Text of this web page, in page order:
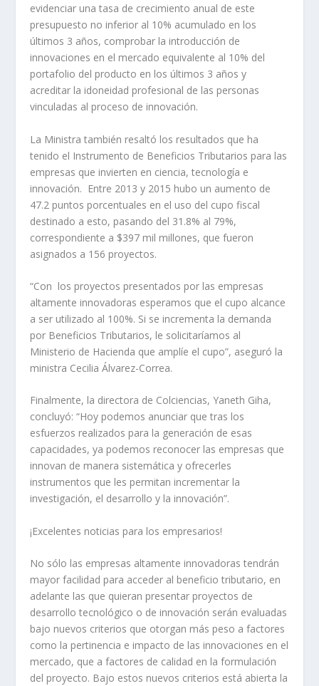
evidenciar una tasa de crecimiento anual de este
presupuesto no inferior al 10% acumulado en los
últimos 3 años, comprobar la introducción de
innovaciones en el mercado equivalente al 10% del
portafolio del producto en los últimos 3 años y
acreditar la idoneidad profesional de las personas
vinculadas al proceso de innovación.
La Ministra también resaltó los resultados que ha
tenido el Instrumento de Beneficios Tributarios para las
empresas que invierten en ciencia, tecnología e
innovación. Entre 2013 y 2015 hubo un aumento de
47.2 puntos porcentuales en el uso del cupo fiscal
destinado a esto, pasando del 31.8% al 79%,
correspondiente a $397 mil millones, que fueron
asignados a 156 proyectos.
“Con los proyectos presentados por las empresas
altamente innovadoras esperamos que el cupo alcance
a ser utilizado al 100%. Si se incrementa la demanda
por Beneficios Tributarios, le solicitaríamos al
Ministerio de Hacienda que amplíe el cupo”, aseguró la
ministra Cecilia Álvarez-Correa.
Finalmente, la directora de Colciencias, Yaneth Giha,
concluyó: “Hoy podemos anunciar que tras los
esfuerzos realizados para la generación de esas
capacidades, ya podemos reconocer las empresas que
innovan de manera sistemática y ofrecerles
instrumentos que les permitan incrementar la
investigación, el desarrollo y la innovación”.
¡Excelentes noticias para los empresarios!
No sólo las empresas altamente innovadoras tendrán
mayor facilidad para acceder al beneficio tributario, en
adelante las que quieran presentar proyectos de
desarrollo tecnológico o de innovación serán evaluadas
bajo nuevos criterios que otorgan más peso a factores
como la pertinencia e impacto de las innovaciones en el
mercado, que a factores de calidad en la formulación
del proyecto. Bajo estos nuevos criterios está abierta la